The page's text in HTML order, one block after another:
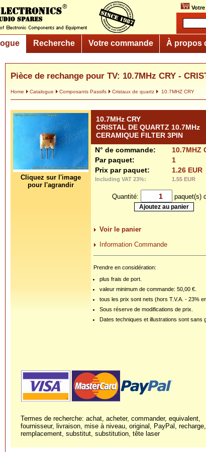
Recherche Votre commande À propos
Pièce de rechange pour TV: 10.7MHz CRY -
Home Catalogue Composants Passifs Cristaux de quartz 10.7MHZ CRY
Cliquez sur l'image
pour l'agrandir
10.7MHz CRY
CRISTAL DE QUARTZ 10.7MHz
CERAMIQUE FILTER 3PIN
N° de commande:
10.7MHZ
Par paquet:
1
Prix par paquet:
1.26 EUR
Including VAT 23%: 1.55 EUR
Quantité: paquet(s)
Voir le panier
Information Commande
Prendre en considération:
plus frais de port.
valeur minimum de commande: 50,00 €.
tous les prix sont nets (hors T.V.A. - 23%
Sous réserve de modifications de prix.
Dates techniques et illustrations sont sans
Termes de recherche: achat, acheter, commander, equivalent,
fournisseur, livraison, mise à niveau, original, PayPal, recharge,
remplacement, substitut, substitution, tête laser